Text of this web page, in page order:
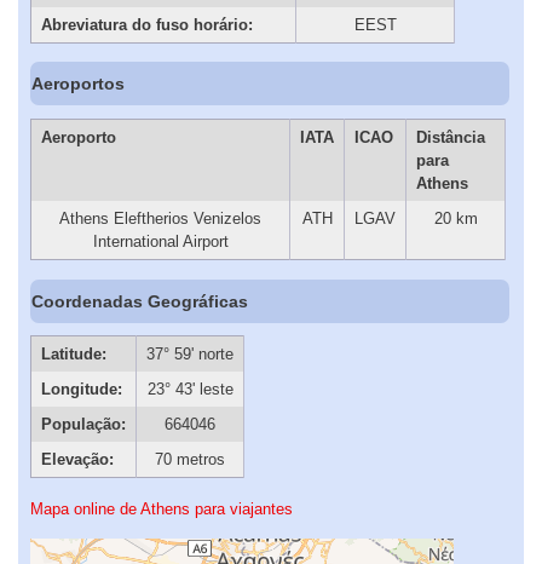
Abreviatura do fuso horário:
EEST
Aeroportos
Aeroporto IATA ICAO
Distância
para
Athens
Athens Eleftherios Venizelos
International Airport
ATH LGAV 20 km
Coordenadas Geográficas
Latitude:
37° 59' norte
Longitude:
23° 43' leste
População:
664046
Elevação:
70 metros
Mapa online de Athens para viajantes